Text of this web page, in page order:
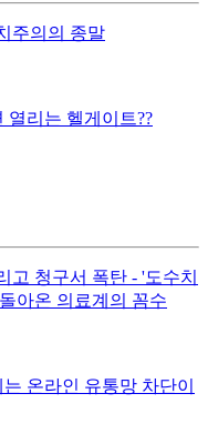
주의의 종말
열리는 헬게이트??
고 청구서 폭탄 - '도수치
아온 의료계의 꼼수
온라인 유통망 차단이